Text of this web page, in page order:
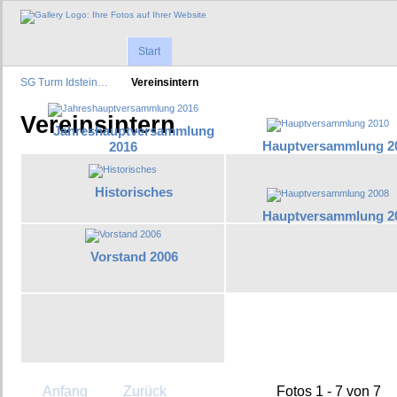
Start
SG Turm Idstein… Vereinsintern
Vereinsintern
Jahreshauptversammlung
2016
Hauptversammlung
Historisches
Hauptversammlung
Vorstand 2006
Anfang Zurück Fotos 1 - 7 von 7